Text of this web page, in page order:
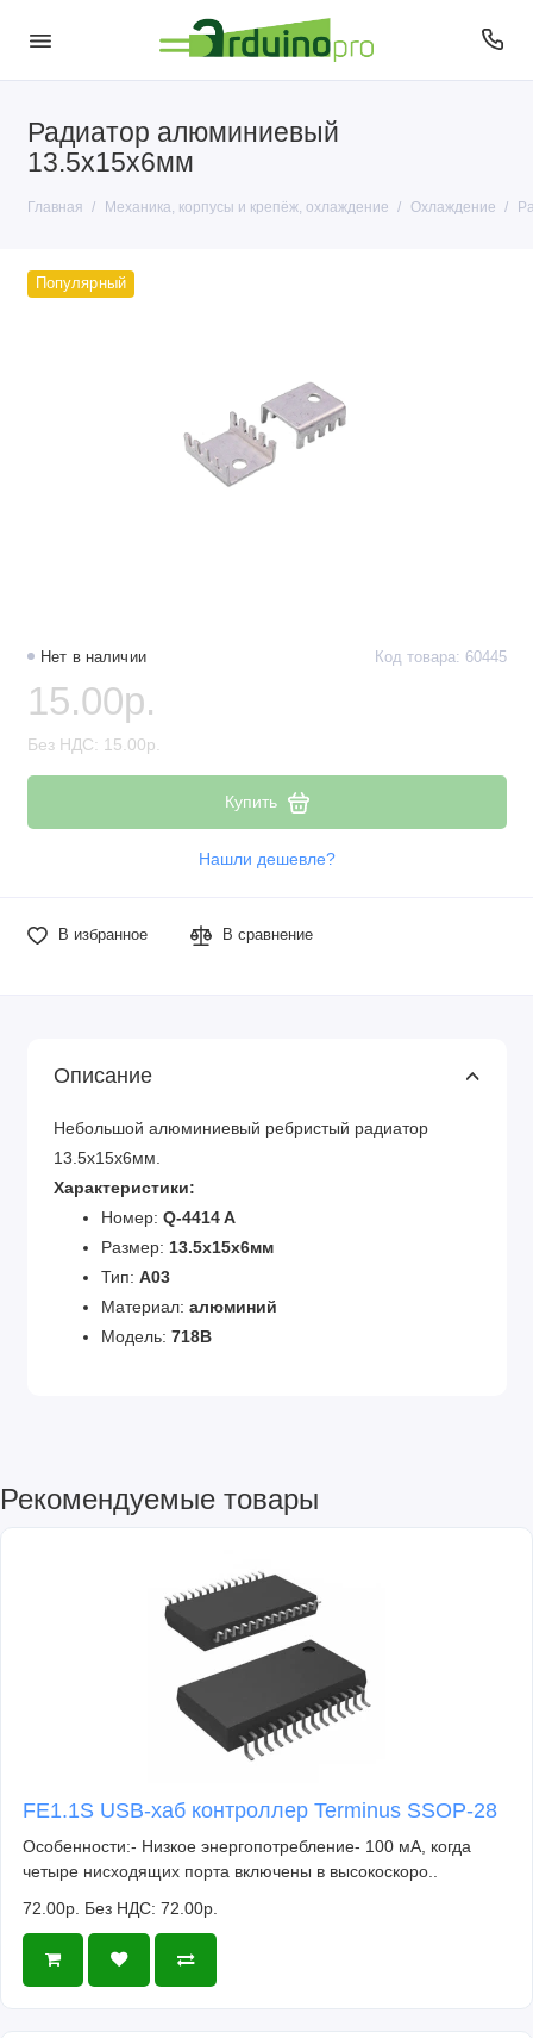
Радиатор алюминиевый
13.5х15х6мм
Главная Механика, корпусы и крепёж, охлаждение Охлаждение
Корпусы и крепёж
Моторы, сервоприводы и помпы
Популярный
Нет в наличии Код товара: 60445
15.00р.
Без НДС: 15.00р.
Купить
Нашли дешевле?
В избранное В сравнение
Описание
Небольшой алюминиевый ребристый радиатор
13.5х15х6мм.
Характеристики:
Номер: Q-4414 A
Размер: 13.5х15х6мм
Тип: A03
Материал: алюминий
Модель: 718B
Рекомендуемые товары
FE1.1S USB-хаб контроллер Terminus SSOP-28
Особенности:- Низкое энергопотребление- 100 мА, когда
четыре нисходящих порта включены в высокоскоро..
72.00р. Без НДС: 72.00р.